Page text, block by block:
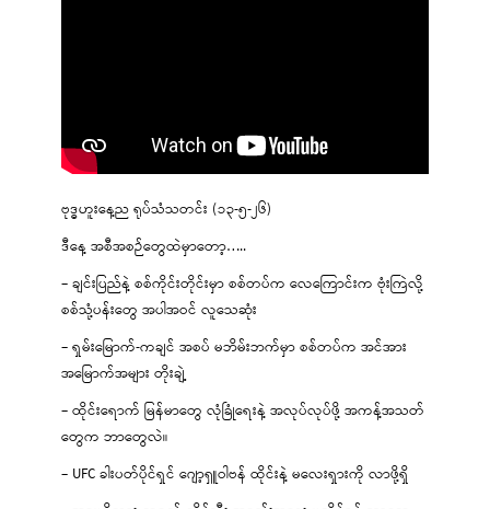
ဗုဒ္ဓဟူးနေ့ည ရုပ်သံသတင်း (၁၃-၅-၂၆)
ဒီနေ့ အစီအစဉ်တွေထဲမှာတော့…..
– ချင်းပြည်နဲ့ စစ်ကိုင်းတိုင်းမှာ စစ်တပ်က လေကြောင်းက ဗုံးကြဲလို့
စစ်သုံ့ပန်းတွေ အပါအဝင် လူသေဆုံး
– ရှမ်းမြောက်-ကချင် အစပ် မဘိမ်းဘက်မှာ စစ်တပ်က အင်အား
အမြောက်အများ တိုးချဲ့
– ထိုင်းရောက် မြန်မာတွေ လုံခြုံရေးနဲ့ အလုပ်လုပ်ဖို့ အကန့်အသတ်
တွေက ဘာတွေလဲ။
– UFC ခါးပတ်ပိုင်ရှင် ဂျော့ရှူဝါဗန် ထိုင်းနဲ့ မလေးရှားကို လာဖို့ရှိ